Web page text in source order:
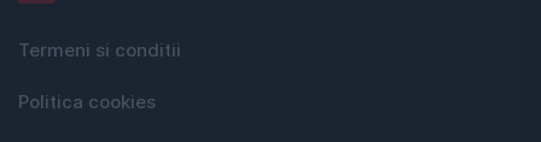
Termeni si conditii
Politica cookies